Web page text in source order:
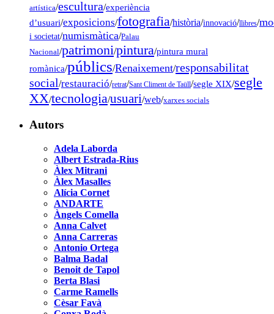
artística/escultura/experiència
d’usuari/exposicions/fotografia/història/innovació/llibres/
i societat/numismàtica/Palau
Nacional/patrimoni/pintura/pintura mural
romànica/públics/Renaixement/responsabilitat
social/restauració/retrat/Sant Climent de Taüll/segle XIX/segle
XX/tecnologia/usuari/web/xarxes socials
Autors
Adela Laborda
Albert Estrada-Rius
Àlex Mitrani
Àlex Masalles
Alícia Cornet
ANDARTE
Àngels Comella
Anna Calvet
Anna Carreras
Antonio Ortega
Balma Badal
Benoit de Tapol
Berta Blasi
Carme Ramells
Cèsar Favà